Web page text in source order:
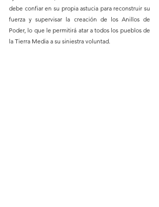
debe confiar en su propia astucia para reconstruir su
fuerza y supervisar la creación de los Anillos de
Poder, lo que le permitirá atar a todos los pueblos de
la Tierra Media a su siniestra voluntad.